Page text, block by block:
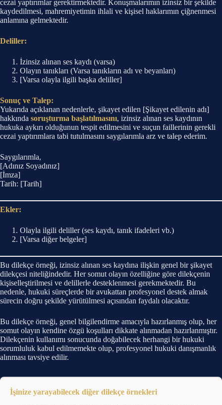
cezai yaptırımlar gerektirmektedir. Konuşmalarımın izinsiz bir şekilde
kaydedilmesi, mahremiyetimin ihlali ve kişisel haklarımın çiğnenmesi
anlamına gelmektedir.
Deliller:
İzinsiz alınan ses kaydı (varsa)
Olayın tanıkları (Varsa tanıkların adı ve beyanları)
[Varsa olayla ilgili başka deliller]
Sonuç ve Talep:
Yukarıda açıklanan nedenlerle, şikayet edilen [Şikayet edilenin adı]
hakkında soruşturma başlatılmasını, izinsiz alınan ses kaydının
hukuka aykırı olduğunun tespit edilmesini ve suçun faillerinin gerekli
cezai yaptırımlara tabi tutulmasını saygılarımla arz ve talep ederim.
Saygılarımla,
[Adınız Soyadınız]
[İmza]
Tarih: [Tarih]
Ekler:
Olayla ilgili deliller (ses kaydı, tanık ifadeleri vb.)
[Varsa diğer belgeler]
Bu dilekçe örneği, izinsiz alınan ses kaydına ilişkin genel bir şikayet
dilekçesi niteliğindedir. Her somut olayın özelliğine göre dilekçenin
kişiselleştirilmesi ve delillerle desteklenmesi gerekmektedir. Bu
nedenle, hukuki süreçlerde bir avukattan profesyonel destek almak
sürecin doğru şekilde yürütülmesi açısından faydalı olacaktır.
Bu dilekçe örneği, genel bilgilendirme amacıyla hazırlanmış olup, her
somut olayın kendine özgü koşulları dikkate alınmadan hazırlanmıştır.
Dilekçenin kullanımı sonucunda doğabilecek herhangi bir hukuki
sorumluluk kabul edilmemekte olup, profesyonel hukuki danışmanlık
alınması tavsiye edilir.
İşinize yarayabilecek diğer dilekçe örnekleri